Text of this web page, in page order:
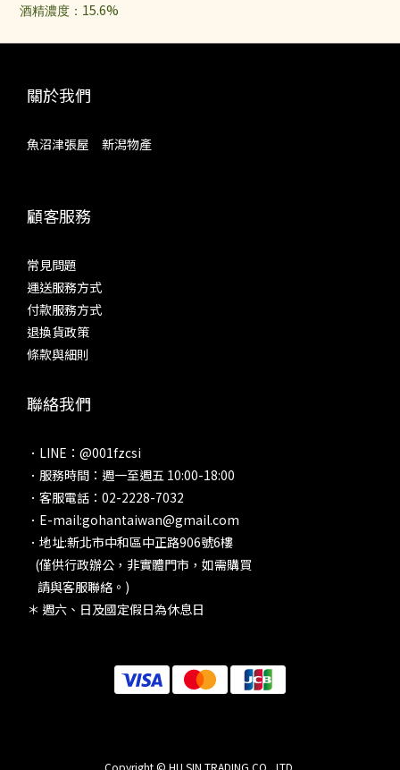
酒精濃度： 15.6%
關於我們
魚沼津張屋 新潟物產
顧客服務
常見問題
運送服務方式
付款服務方式
退換貨政策
條款與細則
聯絡我們
．LINE：@001fzcsi
．服務時間：週一至週五 10:00-18:00
．客服電話：02-2228-7032
．E-mail:gohantaiwan@gmail.com
．地址:新北市中和區中正路906號6樓
(僅供行政辦公，非實體門市，如需購買
請與客服聯絡。)
＊ 週六、日及國定假日為休息日
Copyright © HU SIN TRADING CO., LTD.